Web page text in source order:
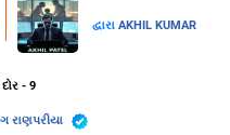
દ્વારા AKHIL KUMAR
- 9
રાણપરીયા